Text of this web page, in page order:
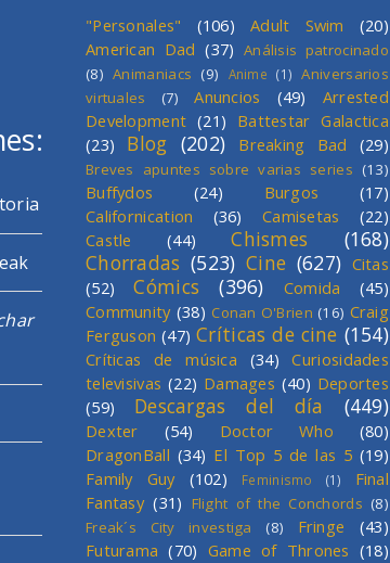
"Personales" (106) Adult Swim
(20)
American Dad (37) Análisis patrocinado
(8) Animaniacs (9) Anime (1) Aniversarios
virtuales
(7) Anuncios (49)
Arrested
Development (21) Battestar Galactica
(23)
Blog (202) Breaking Bad (29)
Breves apuntes sobre varias series (13)
Buffydos (24) Burgos
(17)
Californication
(36) Camisetas
(22)
Castle
(44) Chismes
(168)
Chorradas (523) Cine (627) Citas
(52)
Cómics (396) Comida
(45)
Community (38) Conan O'Brien (16) Craig
Ferguson (47) Críticas de cine (154)
Críticas de música (34)
Curiosidades
televisivas (22) Damages (40) Deportes
(59)
Descargas del día (449)
Dexter (54) Doctor Who
(80)
DragonBall (34) El Top 5 de las 5 (19)
Family Guy
(102) Feminismo (1)
Final
Fantasy (31) Flight of the Conchords (8)
Freak´s City investiga
(8) Fringe
(43)
Futurama (70) Game of Thrones (18)